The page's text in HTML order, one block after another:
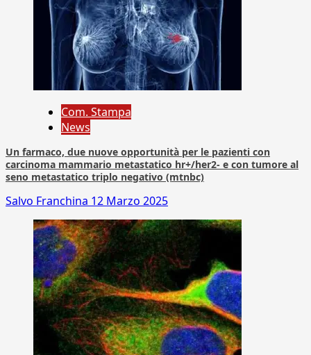
Com. Stampa
News
Un farmaco, due nuove opportunità per le pazienti con
carcinoma mammario metastatico hr+/her2- e con tumore al
seno metastatico triplo negativo (mtnbc)
Salvo Franchina 12 Marzo 2025